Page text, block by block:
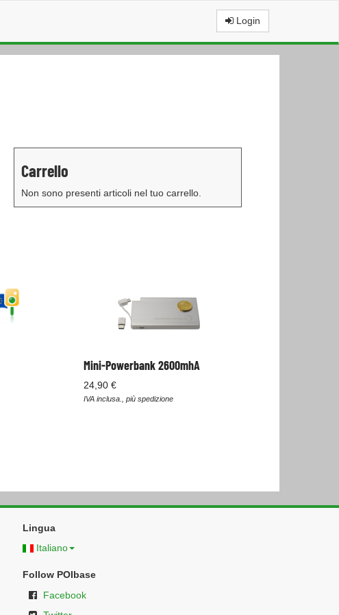
Login
Carrello
Non sono presenti articoli nel tuo carrello.
Mini-Powerbank 2600mhA
24,90 €
IVA inclusa., più spedizione
Lingua
Italiano
Follow POIbase
Facebook